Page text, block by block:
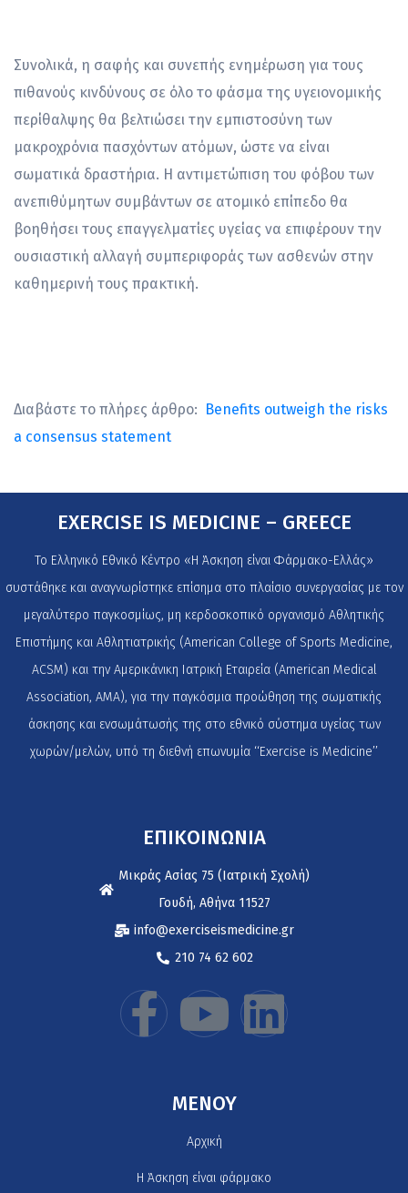
Συνολικά, η σαφής και συνεπής ενημέρωση για τους
πιθανούς κινδύνους σε όλο το φάσμα της υγειονομικής
περίθαλψης θα βελτιώσει την εμπιστοσύνη των
μακροχρόνια πασχόντων ατόμων, ώστε να είναι
σωματικά δραστήρια. Η αντιμετώπιση του φόβου των
ανεπιθύμητων συμβάντων σε ατομικό επίπεδο θα
βοηθήσει τους επαγγελματίες υγείας να επιφέρουν την
ουσιαστική αλλαγή συμπεριφοράς των ασθενών στην
καθημερινή τους πρακτική.
Διαβάστε το πλήρες άρθρο: Benefits outweigh the risks
a consensus statement
EXERCISE IS MEDICINE – GREECE
Το Ελληνικό Εθνικό Κέντρο «Η Άσκηση είναι Φάρμακο-Ελλάς»
συστάθηκε και αναγνωρίστηκε επίσημα στο πλαίσιο συνεργασίας με τον
μεγαλύτερο παγκοσμίως, μη κερδοσκοπικό οργανισμό Αθλητικής
Επιστήμης και Αθλητιατρικής (American College of Sports Medicine,
ACSM) και την Αμερικάνικη Ιατρική Εταιρεία (American Medical
Association, AMA), για την παγκόσμια προώθηση της σωματικής
άσκησης και ενσωμάτωσής της στο εθνικό σύστημα υγείας των
χωρών/μελών, υπό τη διεθνή επωνυμία ‘‘Exercise is Medicine’’
ΕΠΙΚΟΙΝΩΝΙΑ
Μικράς Ασίας 75 (Ιατρική Σχολή)
Γουδή, Αθήνα 11527
info@exerciseismedicine.gr
210 74 62 602
MENOY
Αρχική
H Άσκηση είναι φάρμακο